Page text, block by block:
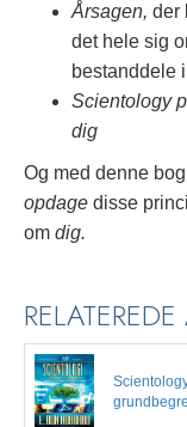
Årsagen, der
det hele sig
bestanddele i
Scientology
dig
Og med denne
opdage disse
om dig.
RELATEREDE